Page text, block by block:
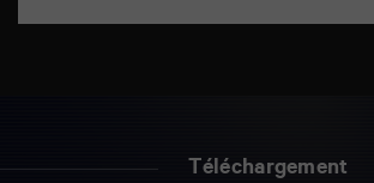
Téléchargement